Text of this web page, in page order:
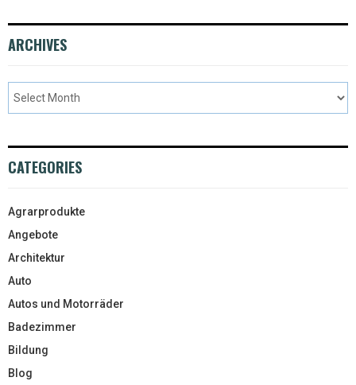
ARCHIVES
CATEGORIES
Agrarprodukte
Angebote
Architektur
Auto
Autos und Motorräder
Badezimmer
Bildung
Blog